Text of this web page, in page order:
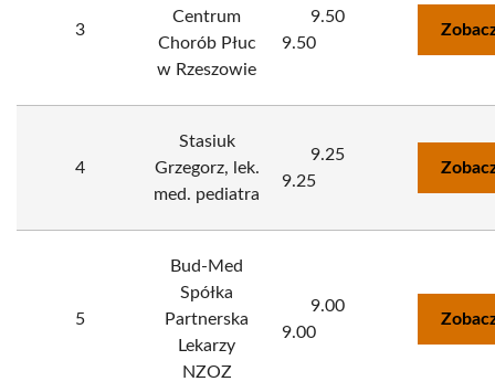
3
Centrum
Chorób Płuc
w Rzeszowie
9.50
9.50
4
Stasiuk
Grzegorz, lek.
med. pediatra
9.25
9.25
5
Bud-Med
Spółka
Partnerska
Lekarzy
NZOZ
9.00
9.00